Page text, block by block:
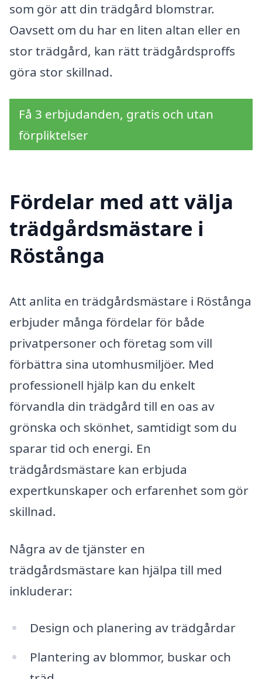
som gör att din trädgård blomstrar.
Oavsett om du har en liten altan eller en
stor trädgård, kan rätt trädgårdsproffs
göra stor skillnad.
Få 3 erbjudanden, gratis och utan
förpliktelser
Fördelar med att välja
trädgårdsmästare i
Röstånga
Att anlita en trädgårdsmästare i Röstånga
erbjuder många fördelar för både
privatpersoner och företag som vill
förbättra sina utomhusmiljöer. Med
professionell hjälp kan du enkelt
förvandla din trädgård till en oas av
grönska och skönhet, samtidigt som du
sparar tid och energi. En
trädgårdsmästare kan erbjuda
expertkunskaper och erfarenhet som gör
skillnad.
Några av de tjänster en
trädgårdsmästare kan hjälpa till med
inkluderar:
Design och planering av trädgårdar
Plantering av blommor, buskar och